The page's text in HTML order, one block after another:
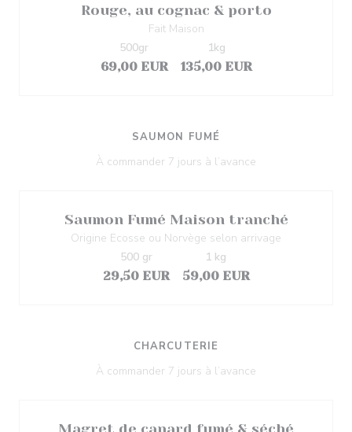
Rouge, au cognac & porto
Fait Maison
69,00 EUR
500gr
135,00 EUR
1kg
SAUMON FUMÉ
À commander 7 jours à l’avance
Saumon Fumé Maison tranché
Origine Ecosse ou Norvège selon arrivage
29,50 EUR
500 gr
59,00 EUR
1 kg
CHARCUTERIE
À commander 7 jours à l’avance
Magret de canard fumé & séché